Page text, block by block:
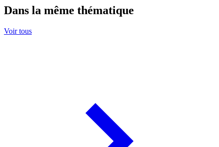
Dans la même thématique
Voir tous